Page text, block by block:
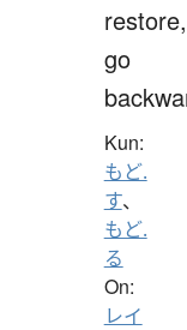
restore,
go
Kun:
もど.
す、
もど.
る
On:
レイ